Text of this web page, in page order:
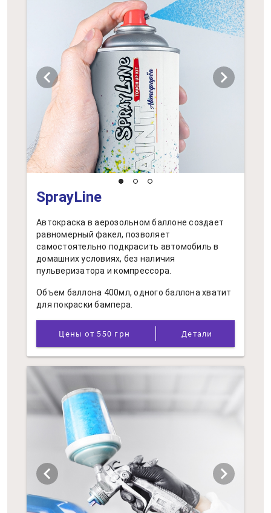
chevron_left chevron_right
SprayLine
Автокраска в аерозольном баллоне создает
равномерный факел, позволяет
самостоятельно подкрасить автомобиль в
домашних условиях, без наличия
пульверизатора и компрессора.
Объем баллона 400мл, одного баллона хватит
для покраски бампера.
Цены от 550 грн Детали
chevron_left chevron_right